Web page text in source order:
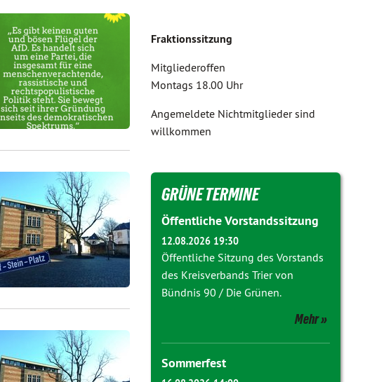
Fraktionssitzung
Mitgliederoffen
Montags 18.00 Uhr
Angemeldete Nichtmitglieder sind
willkommen
GRÜNE TERMINE
Öffentliche Vorstandssitzung
12.08.2026 19:30
Öffentliche Sitzung des Vorstands
des Kreisverbands Trier von
Bündnis 90 / Die Grünen.
Mehr
Sommerfest